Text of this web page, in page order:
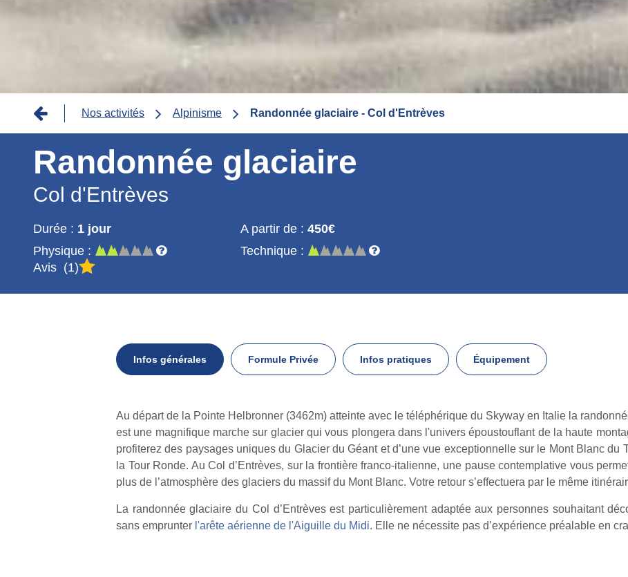
Fil
d'Ariane
Nos activités Alpinisme Randonnée glaciaire - Col d'Entrèves
Randonnée glaciaire
Col d'Entrèves
Durée : 1 jour A partir de : 450€
Physique :
Technique :
Avis
1
Infos générales Formule Privée Infos pratiques Équipement
Infos
générales
Au départ de la Pointe Helbronner (3462m) atteinte avec le téléphérique du Skyway en Italie la
est une magnifique marche sur glacier qui vous plongera dans l'univers époustouflant de la haute
profiterez des paysages uniques du Glacier du Géant et d’une vue exceptionnelle sur le Mont Blanc du
la Tour Ronde. Au Col d’Entrèves, sur la frontière franco-italienne, une pause contemplative vous
plus de l’atmosphère des glaciers du massif du Mont Blanc. Votre retour s’effectuera par le même
La randonnée glaciaire du Col d’Entrèves est particulièrement adaptée aux personnes souhaitant
sans emprunter l'arête aérienne de l'Aiguille du Midi. Elle ne nécessite pas d’expérience préalable en